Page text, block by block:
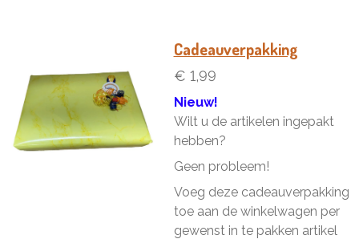
e
Cadeauverpakking
€ 1,99
Nieuw!
Wilt u de artikelen ingepakt
hebben?
Geen probleem!
Voeg deze cadeauverpakking
toe aan de winkelwagen per
gewenst in te pakken artikel